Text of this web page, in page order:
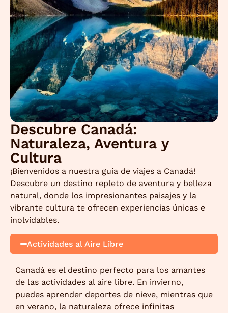
Descubre Canadá:
Naturaleza, Aventura y
Cultura
¡Bienvenidos a nuestra guía de viajes a Canadá!
Descubre un destino repleto de aventura y belleza
natural, donde los impresionantes paisajes y la
vibrante cultura te ofrecen experiencias únicas e
inolvidables.
Actividades al Aire Libre
Canadá es el destino perfecto para los amantes
de las actividades al aire libre. En invierno,
puedes aprender deportes de nieve, mientras que
en verano, la naturaleza ofrece infinitas